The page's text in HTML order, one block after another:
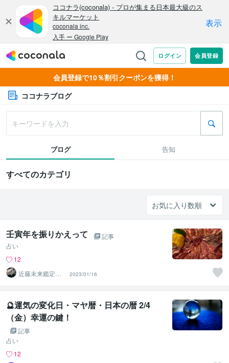
会員登録で10％割引クーポンを獲得！
ココナラブログ
ブログ 告知
すべてのカテゴリ
壬寅年を振りかえって
記事
占い
12
近藤未来鑑定
近藤 光 【移転
済】
2023/01/16
🔮運気の変化日・マヤ暦・日本の暦 2/4
（金）幸運の鍵！
記事
占い
12